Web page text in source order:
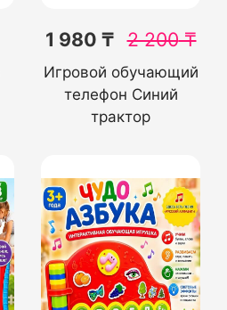
1 980 ₸ 2 200₸
Игровой обучающий
телефон Синий
трактор